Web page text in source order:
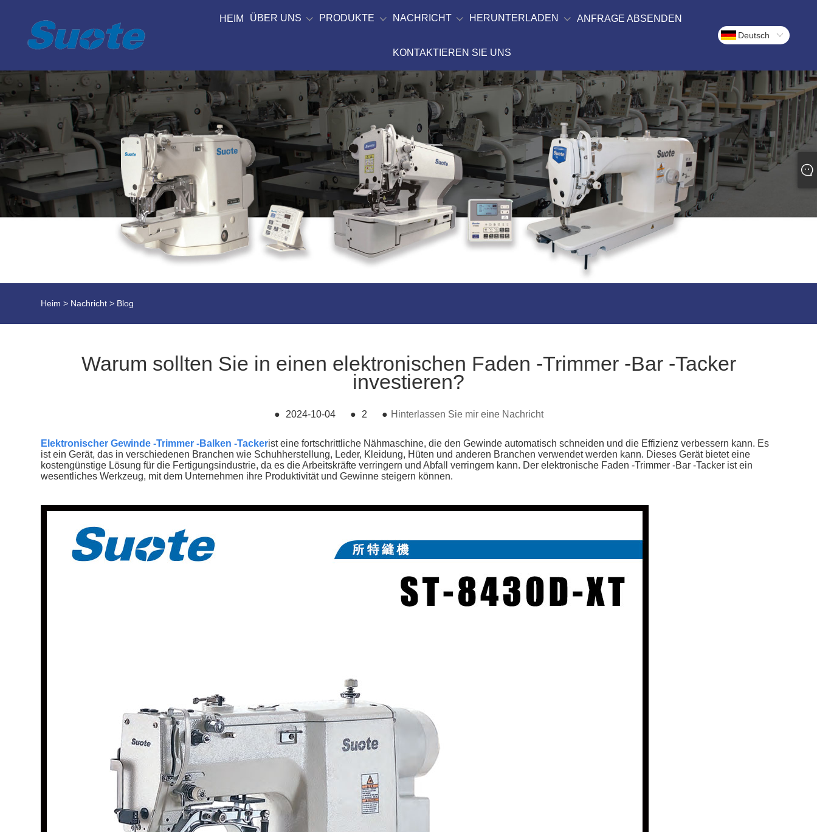
HEIM ÜBER UNS PRODUKTE NACHRICHT HERUNTERLADEN ANFRAGE ABSENDEN
KONTAKTIEREN SIE UNS
Deutsch
Heim > Nachricht > Blog
Warum sollten Sie in einen elektronischen Faden -Trimmer -Bar -Tacker
investieren?
● 2024-10-04 ● 2 ● Hinterlassen Sie mir eine Nachricht
Elektronischer Gewinde -Trimmer -Balken -Tackerist eine fortschrittliche Nähmaschine, die den Gewinde automatisch schneiden und die Effizienz verbessern kann. Es
ist ein Gerät, das in verschiedenen Branchen wie Schuhherstellung, Leder, Kleidung, Hüten und anderen Branchen verwendet werden kann. Dieses Gerät bietet eine
kostengünstige Lösung für die Fertigungsindustrie, da es die Arbeitskräfte verringern und Abfall verringern kann. Der elektronische Faden -Trimmer -Bar -Tacker ist ein
wesentliches Werkzeug, mit dem Unternehmen ihre Produktivität und Gewinne steigern können.